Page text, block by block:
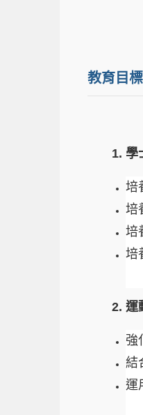
教育目標
1. 學
培
培
培
培
2. 運
強
結
運